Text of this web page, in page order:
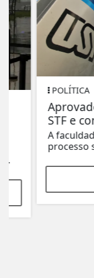
POLÍTICA
Aprovado
STF e
A faculdade
processo